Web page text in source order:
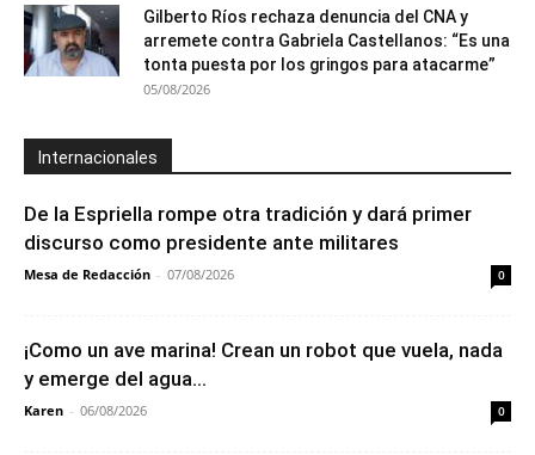
Gilberto Ríos rechaza denuncia del CNA y
arremete contra Gabriela Castellanos: “Es una
tonta puesta por los gringos para atacarme”
05/08/2026
Internacionales
De la Espriella rompe otra tradición y dará primer
discurso como presidente ante militares
Mesa de Redacción - 07/08/2026 0
¡Como un ave marina! Crean un robot que vuela, nada
y emerge del agua...
Karen - 06/08/2026 0